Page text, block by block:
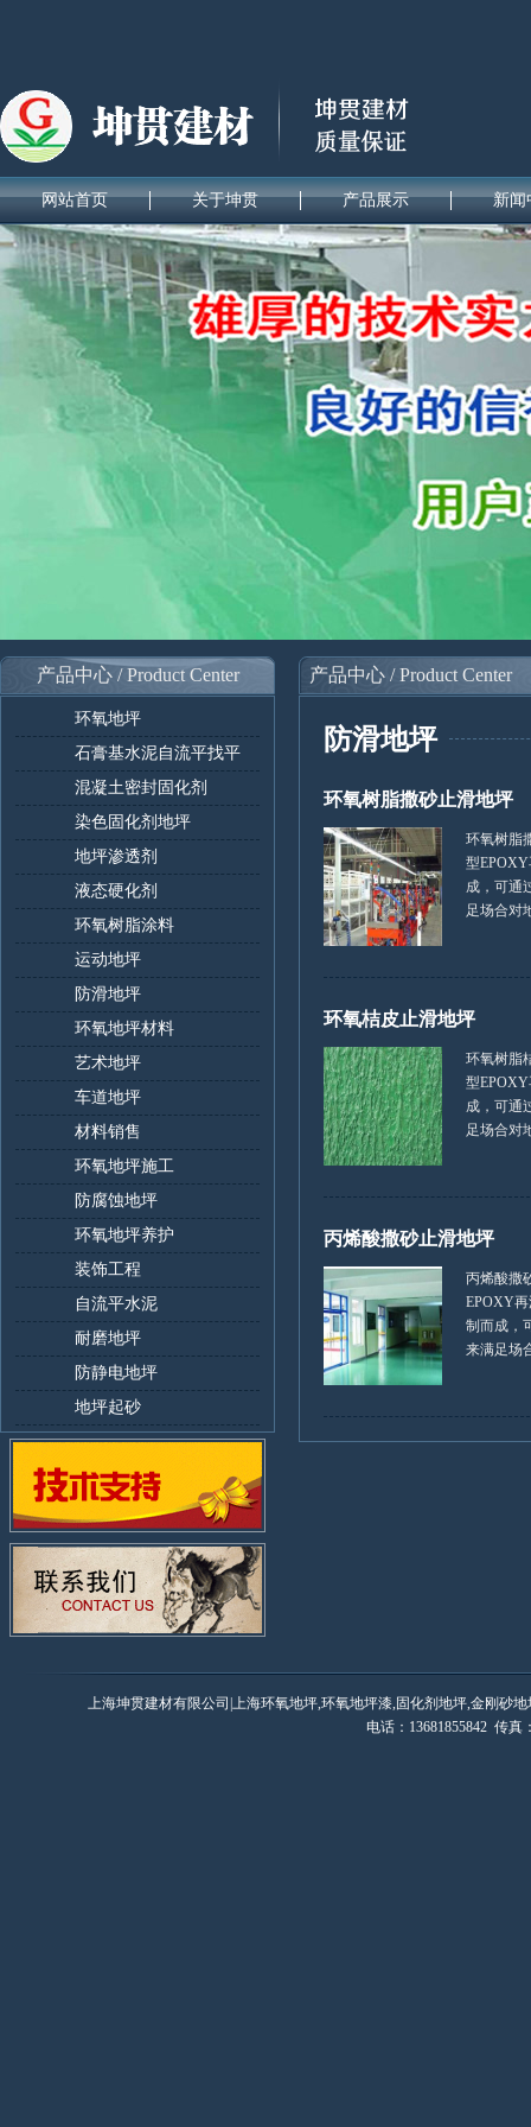
网站首页 关于坤贯 产品展示 新闻
产品中心 / Product Center
环氧地坪
石膏基水泥自流平找平
混凝土密封固化剂
染色固化剂地坪
地坪渗透剂
液态硬化剂
环氧树脂涂料
运动地坪
防滑地坪
环氧地坪材料
艺术地坪
车道地坪
材料销售
环氧地坪施工
防腐蚀地坪
环氧地坪养护
装饰工程
自流平水泥
耐磨地坪
防静电地坪
地坪起砂
产品中心 / Product Center
防滑地坪
环氧树脂撒砂止滑地坪
环氧树脂
型
成，可通
足场合对
环氧桔皮止滑地坪
环氧树脂
型
成，可通
足场合对
丙烯酸撒砂止滑地坪
丙烯酸撒
EPOXY
制而成，
来满足场
上海坤贯建材有限公司|上海环氧地坪,环氧地坪漆,固化剂地坪,金刚砂
电话：13681855842 传真